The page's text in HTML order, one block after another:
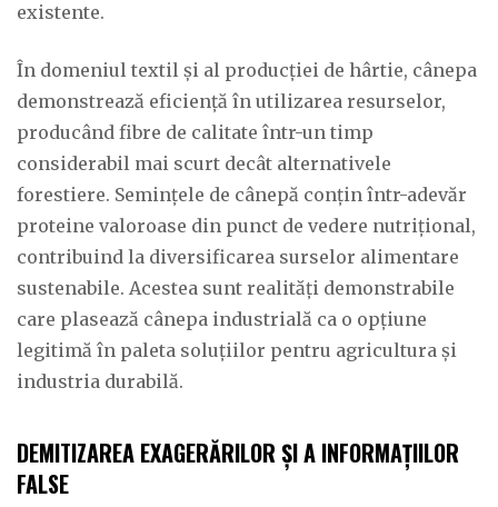
existente.
În domeniul textil și al producției de hârtie, cânepa
demonstrează eficiență în utilizarea resurselor,
producând fibre de calitate într-un timp
considerabil mai scurt decât alternativele
forestiere. Semințele de cânepă conțin într-adevăr
proteine valoroase din punct de vedere nutrițional,
contribuind la diversificarea surselor alimentare
sustenabile. Acestea sunt realități demonstrabile
care plasează cânepa industrială ca o opțiune
legitimă în paleta soluțiilor pentru agricultura și
industria durabilă.
DEMITIZAREA EXAGERĂRILOR ȘI A INFORMAȚIILOR
FALSE